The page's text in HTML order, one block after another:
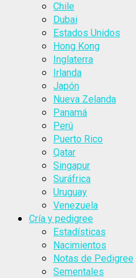
Chile
Dubai
Estados Unidos
Hong Kong
Inglaterra
Irlanda
Japón
Nueva Zelanda
Panamá
Perú
Puerto Rico
Qatar
Singapur
Suráfrica
Uruguay
Venezuela
Cría y pedigree
Estadísticas
Nacimientos
Notas de Pedigree
Sementales